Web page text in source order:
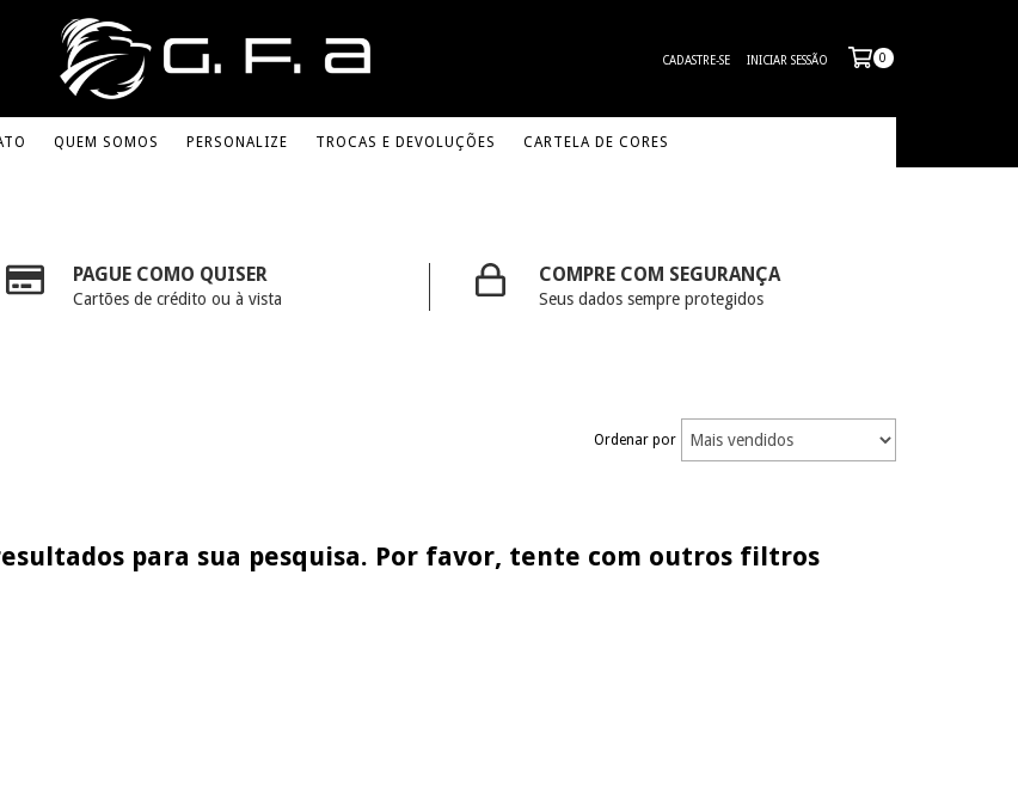
CADASTRE-SE INICIAR SESSÃO 0
QUEM SOMOS PERSONALIZE TROCAS E DEVOLUÇÕES CARTELA DE CORES
PAGUE COMO QUISER
Cartões de crédito ou à vista
COMPRE COM SEGURANÇA
Seus dados sempre protegidos
Ordenar por
para sua pesquisa. Por favor, tente com outros filtros